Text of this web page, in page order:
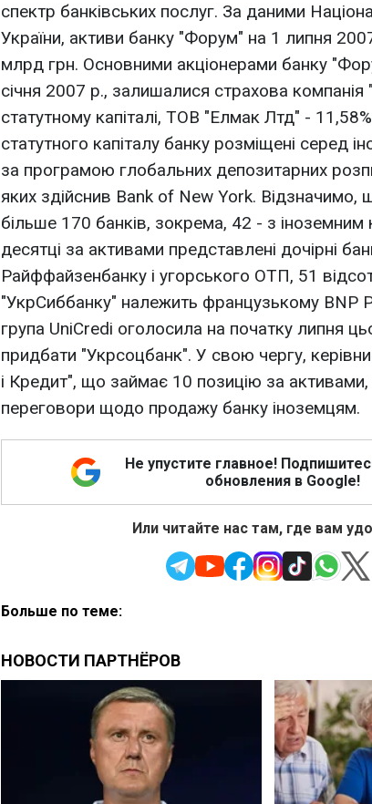
спектр банківських послуг. За даними
України, активи банку "Форум" на 1 липня
млрд грн. Основними акціонерами банку
січня 2007 р., залишалися страхова компанія
статутному капіталі, ТОВ "Елмак Лтд" -
статутного капіталу банку розміщені серед
за програмою глобальних депозитарних
яких здійснив Bank of New York. Відзначимо,
більше 170 банків, зокрема, 42 - з іноземним
десятці за активами представлені дочірні
Райффайзенбанку і угорського ОТП, 51
"УкрСиббанку" належить французькому BNP
група UniCredi оголосила на початку липня
придбати "Укрсоцбанк". У свою чергу,
і Кредит", що займає 10 позицію за
переговори щодо продажу банку іноземцям.
Не упустите главное!
обновления в Google!
Или читайте нас там, где вам
Больше по теме: